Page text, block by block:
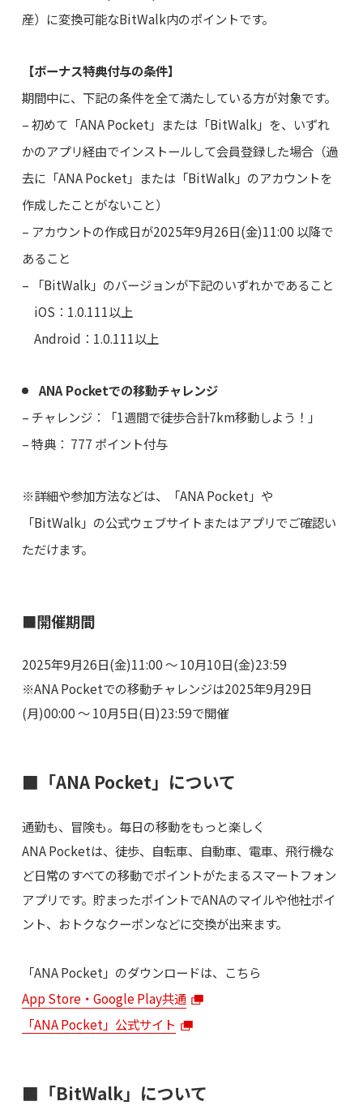
産）に変換可能なBitWalk内のポイントです。
【ボーナス特典付与の条件】
期間中に、下記の条件を全て満たしている方が対象です。
– 初めて「ANA Pocket」または「BitWalk」を、いずれ
かのアプリ経由でインストールして会員登録した場合（過
去に「ANA Pocket」または「BitWalk」のアカウントを
作成したことがないこと）
– アカウントの作成日が2025年9月26日(金)11:00 以降で
あること
– 「BitWalk」のバージョンが下記のいずれかであること
iOS：1.0.111以上
Android：1.0.111以上
ANA Pocketでの移動チャレンジ
– チャレンジ：「1週間で徒歩合計7km移動しよう！」
– 特典： 777 ポイント付与
※詳細や参加方法などは、「ANA Pocket」や
「BitWalk」の公式ウェブサイトまたはアプリでご確認い
ただけます。
■開催期間
2025年9月26日(金)11:00 ～ 10月10日(金)23:59
※ANA Pocketでの移動チャレンジは2025年9月29日
(月)00:00 〜 10月5日(日)23:59で開催
■「ANA Pocket」について
通勤も、冒険も。毎日の移動をもっと楽しく
ANA Pocketは、徒歩、自転車、自動車、電車、飛行機な
ど日常のすべての移動でポイントがたまるスマートフォン
アプリです。貯まったポイントでANAのマイルや他社ポイ
ント、おトクなクーポンなどに交換が出来ます。
「ANA Pocket」のダウンロードは、こちら
App Store・Google Play共通
「ANA Pocket」公式サイト
■「BitWalk」について